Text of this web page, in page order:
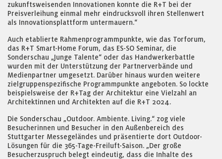
zukunftsweisenden Innovationen konnte die R+T bei der
Preisverleihung einmal mehr eindrucksvoll ihren Stellenwert
als Innovationsplattform untermauern.“
Auch etablierte Rahmenprogrammpunkte, wie das Torforum,
das R+T Smart-Home Forum, das ES-SO Seminar, die
Sonderschau „Junge Talente“ oder das Handwerkerbattle
wurden mit der Unterstützung der Partnerverbände und
Medienpartner umgesetzt. Darüber hinaus wurden weitere
zielgruppenspezifische Programmpunkte angeboten. So lockte
beispielsweise der R+Tag der Architektur eine Vielzahl an
Architektinnen und Architekten auf die R+T 2024.
Die Sonderschau „Outdoor. Ambiente. Living.“ zog viele
Besucherinnen und Besucher in den Außenbereich des
Stuttgarter Messegeländes und präsentierte dort Outdoor-
Lösungen für die 365-Tage-Freiluft-Saison. „Der große
Besucherzuspruch belegt eindeutig, dass die Inhalte des